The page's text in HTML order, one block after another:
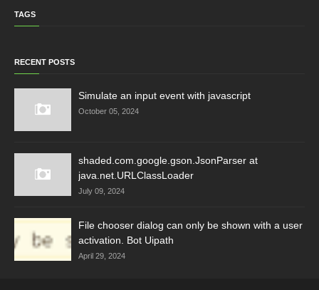
TAGS
RECENT POSTS
Simulate an input event with javascript
October 05, 2024
shaded.com.google.gson.JsonParser at
java.net.URLClassLoader
July 09, 2024
File chooser dialog can only be shown with a user
activation. Bot Uipath
April 29, 2024